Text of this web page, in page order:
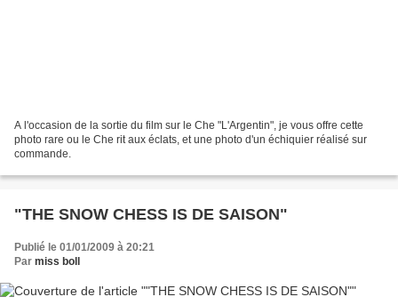
A l'occasion de la sortie du film sur le Che "L'Argentin", je vous offre cette
photo rare ou le Che rit aux éclats, et une photo d'un échiquier réalisé sur
commande.
"THE SNOW CHESS IS DE SAISON"
Publié le 01/01/2009 à 20:21
Par miss boll